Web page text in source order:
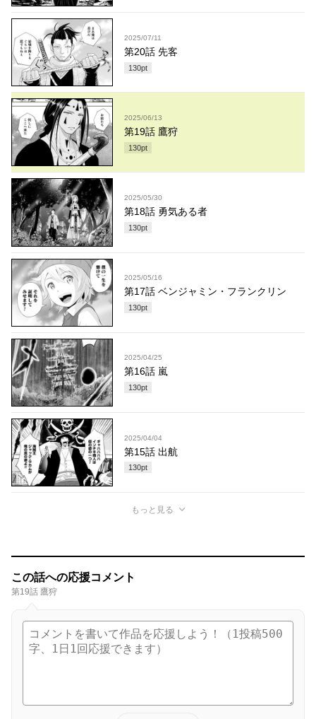
2025/07/11
第20話 先客
130pt
2025/06/13
第19話 鷹狩
130pt
2025/05/30
第18話 勇気ある者
130pt
2025/05/16
第17話 ベンジャミン・フランクリン
130pt
2025/04/25
第16話 嵐
130pt
2025/04/04
第15話 出航
130pt
もっと見る
この話への応援コメント
第19話 鷹狩